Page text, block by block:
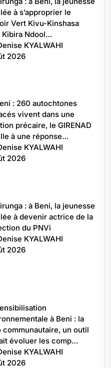
à s’approprier le
Vert Kivu-Kinshasa
Kibira Ndool…
KYALWAHI
2026
: 260 autochtones
vivent dans une
précaire, le GIRENAD
à une réponse…
KYALWAHI
2026
: à Beni, la jeunesse
à devenir actrice de la
du PNVi
KYALWAHI
2026
à Beni : la
communautaire, un outil
évoluer les comp…
KYALWAHI
2026